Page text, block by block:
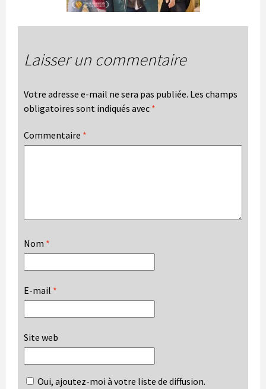
Laisser un commentaire
Votre adresse e-mail ne sera pas publiée. Les champs
obligatoires sont indiqués avec *
Commentaire *
Nom *
E-mail *
Site web
Oui, ajoutez-moi à votre liste de diffusion.